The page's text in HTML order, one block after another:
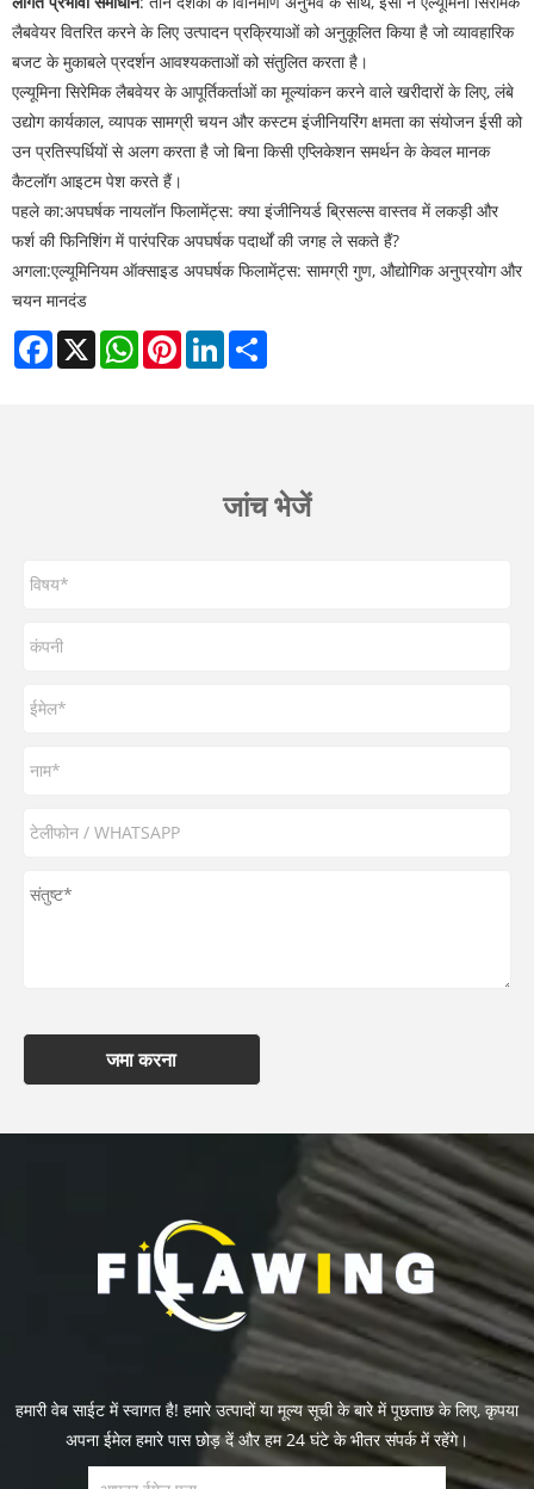
लैबवेयर वितरित करने के लिए उत्पादन प्रक्रियाओं को अनुकूलित किया है जो व्यावहारिक
बजट के मुकाबले प्रदर्शन आवश्यकताओं को संतुलित करता है।
एल्यूमिना सिरेमिक लैबवेयर के आपूर्तिकर्ताओं का मूल्यांकन करने वाले खरीदारों के लिए, लंबे
उद्योग कार्यकाल, व्यापक सामग्री चयन और कस्टम इंजीनियरिंग क्षमता का संयोजन ईसी को
उन प्रतिस्पर्धियों से अलग करता है जो बिना किसी एप्लिकेशन समर्थन के केवल मानक
कैटलॉग आइटम पेश करते हैं।
पहले का:अपघर्षक नायलॉन फिलामेंट्स: क्या इंजीनियर्ड ब्रिसल्स वास्तव में लकड़ी और
फर्श की फिनिशिंग में पारंपरिक अपघर्षक पदार्थों की जगह ले सकते हैं?
अगला:एल्यूमिनियम ऑक्साइड अपघर्षक फिलामेंट्स: सामग्री गुण, औद्योगिक अनुप्रयोग और
चयन मानदंड
Facebook
X WhatsAppPinterestLinkedIn
जांच भेजें
जमा करना
हमारी वेब साईट में स्वागत है! हमारे उत्पादों या मूल्य सूची के बारे में पूछताछ के लिए, कृपया
अपना ईमेल हमारे पास छोड़ दें और हम 24 घंटे के भीतर संपर्क में रहेंगे।